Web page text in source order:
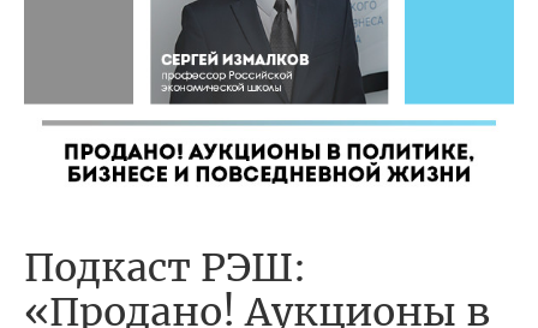
Подкаст РЭШ:
«Продано! Аукционы в